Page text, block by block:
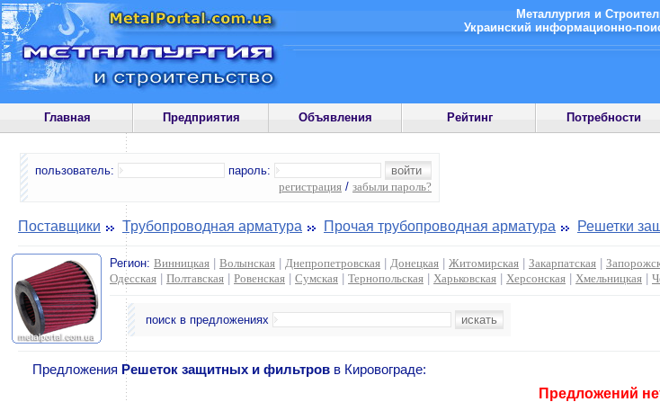
Металлургия и
Украинский информационно-
Главная Предприятия Объявления Рейтинг Потребности
пользователь:
пароль:
регистрация / забыли пароль?
Поставщики Трубопроводная арматура Прочая трубопроводная арматура Решетки
Регион: Винницкая Волынская Днепропетровская Донецкая Житомирская Закарпатская
Одесская
Полтавская Ровенская Сумская Тернопольская Харьковская Херсонская Хмельницкая
поиск в предложениях
Предложения Решеток защитных и фильтров в Кировограде:
Предложений